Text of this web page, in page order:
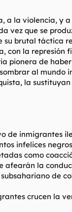
a la violencia,
vez que se
brutal táctica
la
pionera de
al
la
de inmigrantes
infelices
como
la
de
crucen la